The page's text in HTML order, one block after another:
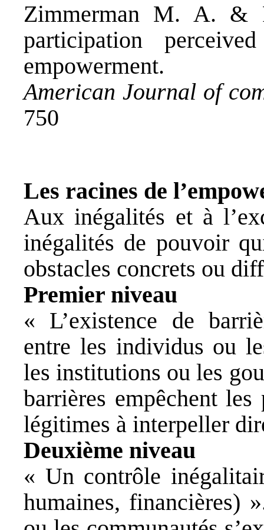
Zimmerman M. A. &
participation
empowerment.
American Journal of
750
Les racines de
Aux inégalités et à
inégalités de pouvoir
obstacles concrets ou
Premier niveau
« L’existence de
entre les individus ou
les institutions ou les
barrières empêchent
légitimes à interpeller
Deuxième niveau
« Un contrôle
humaines, financières)